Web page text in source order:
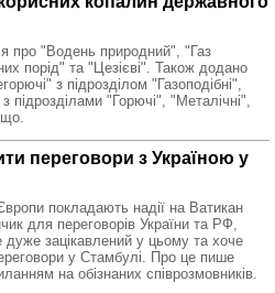
про "Водень природний", "Газ
порід" та "Цезієві". Також додано
з підрозділом "Газоподібні",
підрозділами "Горючі", "Металічні",
переговори з Україною у
покладають надії на Ватикан
для переговорів України та РФ,
зацікавлений у цьому та хоче
у Стамбулі. Про це пише
на обізнаних співрозмовників.